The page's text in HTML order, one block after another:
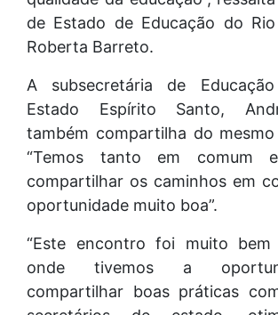
de Estado de Educação do
Roberta Barreto.
A subsecretária de
Estado Espírito Santo,
também compartilha do
“Temos tanto em comum
compartilhar os caminhos em
oportunidade muito boa”.
“Este encontro foi muito bem
onde tivemos a
compartilhar boas práticas